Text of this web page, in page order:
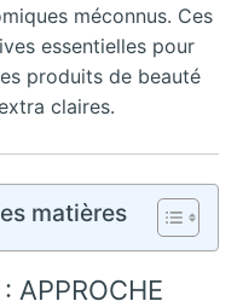
méconnus. Ces
essentielles pour
produits de beauté
claires.
matières
APPROCHE